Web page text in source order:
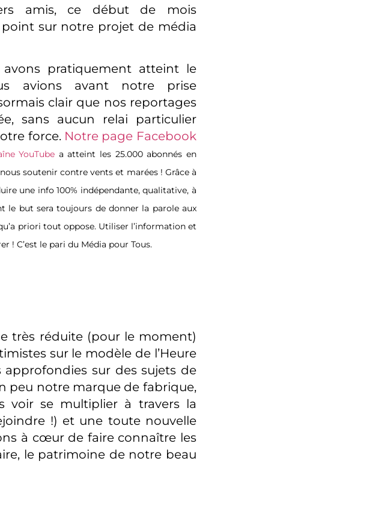
amis, ce début de mois
point sur notre projet de média
pratiquement atteint le
avions avant notre prise
clair que nos reportages
sans aucun relai particulier
force. Notre page Facebook
YouTube a atteint les 25.000 abonnés en
soutenir contre vents et marées ! Grâce à
une info 100% indépendante, qualitative, à
le but sera toujours de donner la parole aux
priori tout oppose. Utiliser l’information et
! C’est le pari du Média pour Tous.
très réduite (pour le moment)
sur le modèle de l’Heure
sur des sujets de
peu notre marque de fabrique,
voir se multiplier à travers la
!) et une toute nouvelle
à cœur de faire connaître les
le patrimoine de notre beau